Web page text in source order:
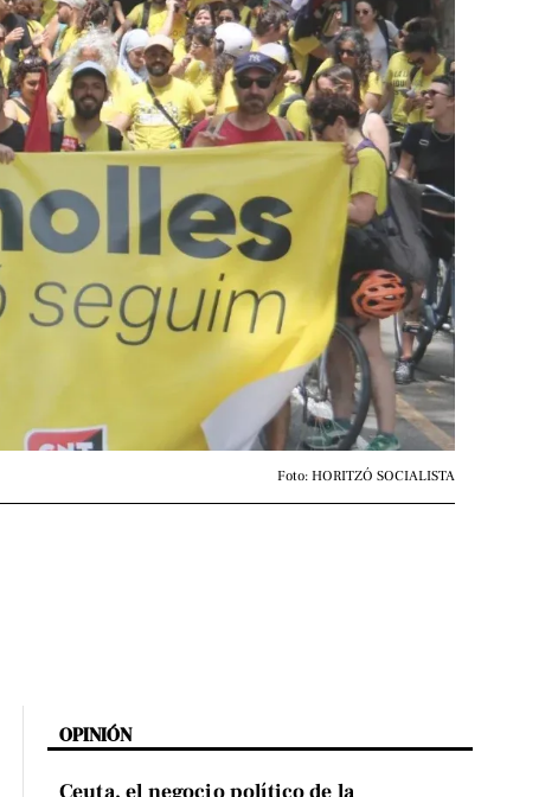
Foto: HORITZÓ SOCIALISTA
OPINIÓN